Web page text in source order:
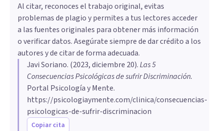
Al citar, reconoces el trabajo original, evitas
problemas de plagio y permites a tus lectores acceder
a las fuentes originales para obtener más información
o verificar datos. Asegúrate siempre de dar crédito a los
autores y de citar de forma adecuada.
Javi Soriano. (2023, diciembre 20).Las 5
Consecuencias Psicológicas de sufrir Discriminación.
Portal Psicología y Mente.
https://psicologiaymente.com/clinica/consecuencias-
psicologicas-de-sufrir-discriminacion
Copiar cita